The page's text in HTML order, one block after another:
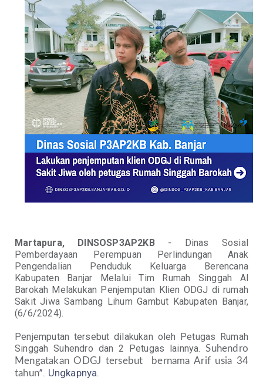
Martapura, DINSOSP3AP2KB- Dinas Sosial
Pemberdayaan Perempuan Perlindungan Anak
Pengendalian Penduduk Keluarga Berencana
Kabupaten Banjar Melalui Tim Rumah Singgah Al
Barokah Melakukan Penjemputan Klien ODGJ di rumah
Sakit Jiwa Sambang Lihum Gambut Kabupaten Banjar,
(6/6/2024).
Penjemputan tersebut dilakukan oleh Petugas Rumah
Singgah Suhendro dan 2 Petugas lainnya.
Suhendro
Mengatakan ODGJ tersebut
bernama Arif usia 34
tahun”. Ungkapnya.